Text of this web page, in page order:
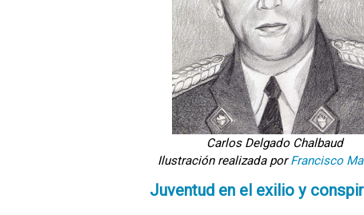
Carlos Delgado Chalbaud
Ilustración realizada porFrancisco
Juventud en el exilio y